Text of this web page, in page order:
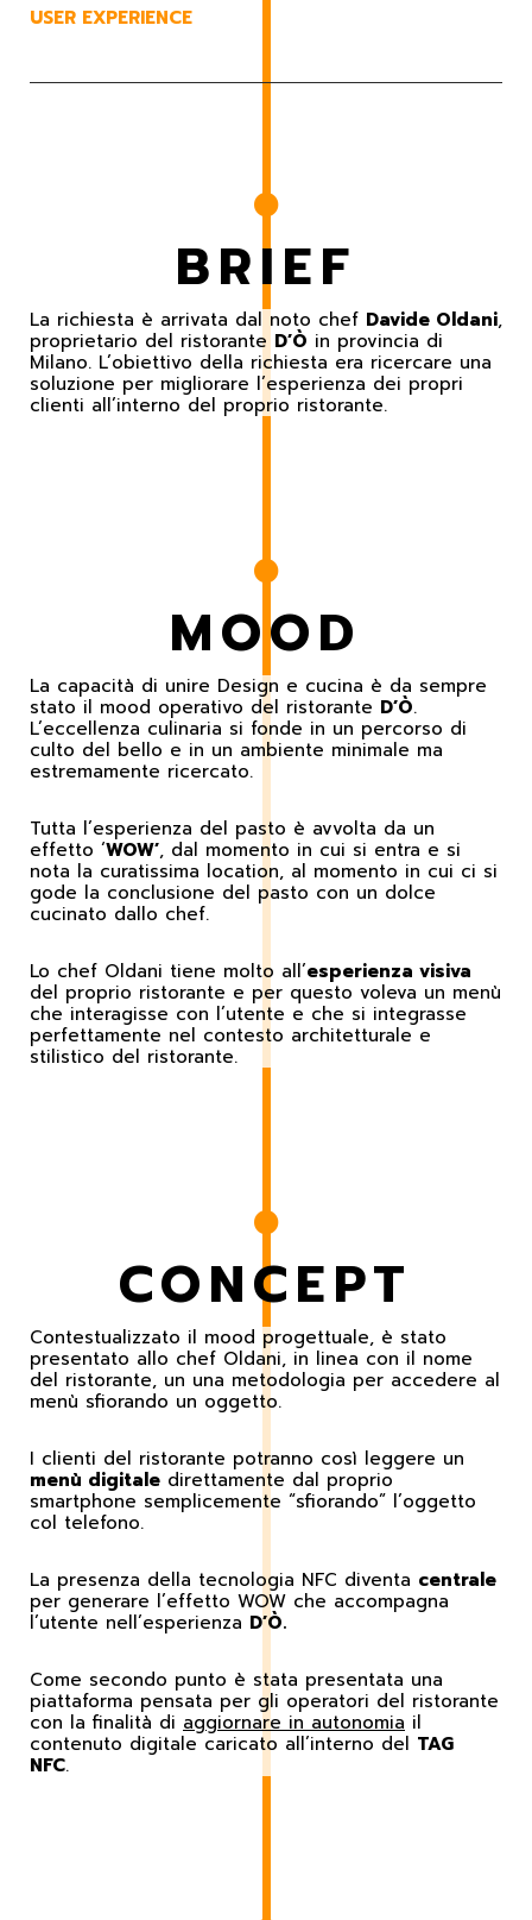
USER EXPERIENCE
BRIEF
La richiesta è arrivata dal noto chef Davide Oldani,
proprietario del ristorante D’Ò in provincia di
Milano. L’obiettivo della richiesta era ricercare una
soluzione per migliorare l’esperienza dei propri
clienti all’interno del proprio ristorante.
MOOD
La capacità di unire Design e cucina è da sempre
stato il mood operativo del ristorante D’Ò.
L’eccellenza culinaria si fonde in un percorso di
culto del bello e in un ambiente minimale ma
estremamente ricercato.
Tutta l’esperienza del pasto è avvolta da un
effetto ‘WOW’, dal momento in cui si entra e si
nota la curatissima location, al momento in cui ci si
gode la conclusione del pasto con un dolce
cucinato dallo chef.
Lo chef Oldani tiene molto all’esperienza visiva
del proprio ristorante e per questo voleva un menù
che interagisse con l’utente e che si integrasse
perfettamente nel contesto architetturale e
stilistico del ristorante.
CONCEPT
Contestualizzato il mood progettuale, è stato
presentato allo chef Oldani, in linea con il nome
del ristorante, un una metodologia per accedere al
menù sfiorando un oggetto.
I clienti del ristorante potranno così leggere un
menù digitale direttamente dal proprio
smartphone semplicemente “sfiorando” l’oggetto
col telefono.
La presenza della tecnologia NFC diventa centrale
per generare l’effetto WOW che accompagna
l’utente nell’esperienza D’Ò.
Come secondo punto è stata presentata una
piattaforma pensata per gli operatori del ristorante
con la finalità di aggiornare in autonomia il
contenuto digitale caricato all’interno del TAG
NFC.